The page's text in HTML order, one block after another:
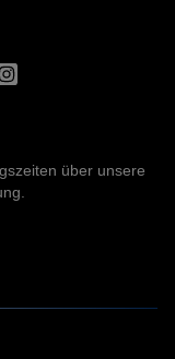
über unsere